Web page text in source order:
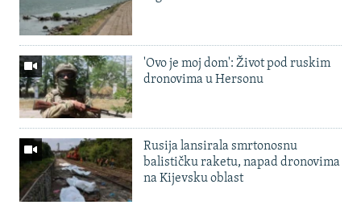
'Ovo je moj dom': Život pod ruskim
dronovima u Hersonu
Rusija lansirala smrtonosnu
balističku raketu, napad dronovima
na Kijevsku oblast